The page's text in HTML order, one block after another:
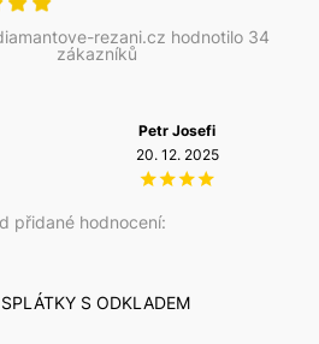
rezani.cz hodnotilo 34
zákazníků
přidané hodnocení:
Petr Josefi
20. 12. 2025
S ODKLADEM